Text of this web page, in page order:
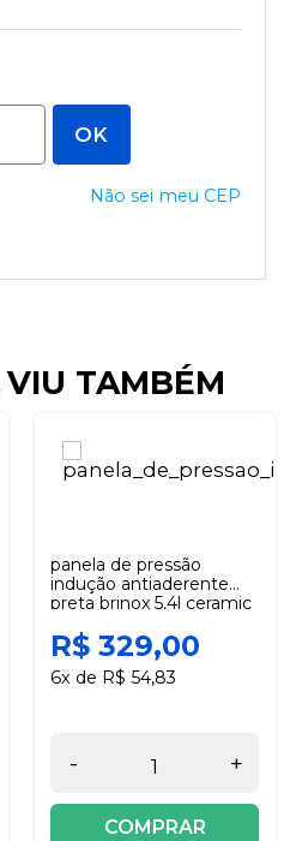
Não sei meu CEP
TAMBÉM
panela de pressão
indução antiaderente
preta brinox 5,4l ceramic
R$ 329,00
6x de R$ 54,83
- +
COMPRAR